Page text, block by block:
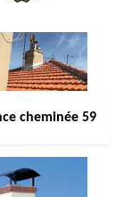
cheminée 59